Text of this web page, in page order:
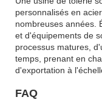
personnalisés en
nombreuses années.
et d'équipements de
processus matures,
temps, prenant en
d'exportation à
FAQ